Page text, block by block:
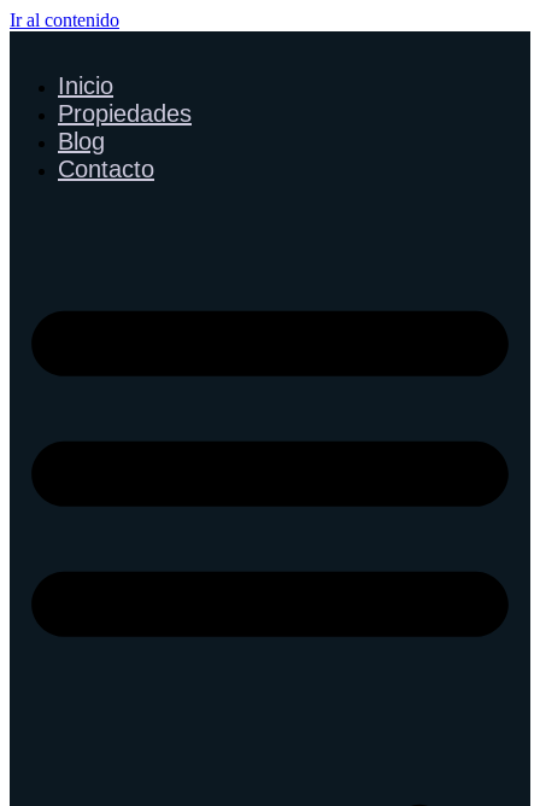
Ir al contenido
Inicio
Propiedades
Blog
Contacto